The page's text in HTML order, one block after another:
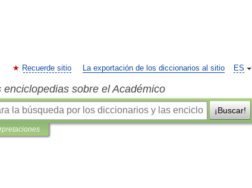
ES
Recuerde sitio La exportación de los diccionarios al sitio
sobre el Académico
¡Buscar!